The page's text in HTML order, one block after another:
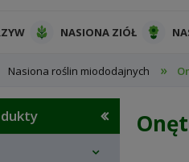
NASIONA ZIÓŁ
Nasiona roślin miododajnych »